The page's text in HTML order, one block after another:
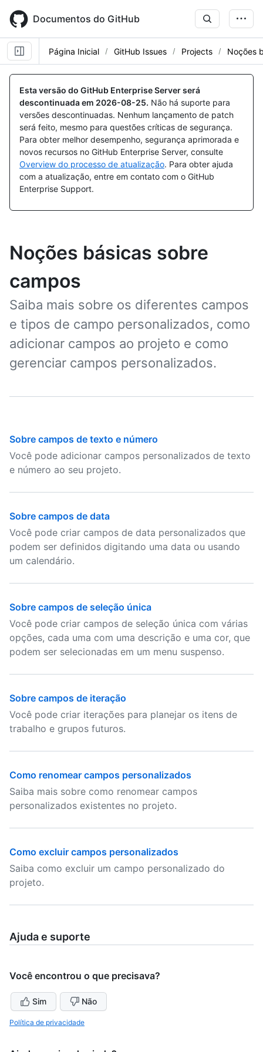
main
content
Documentos do GitHub
Página Inicial GitHub Issues Projects Noções
Esta versão do GitHub Enterprise Server será
descontinuada em 2026-08-25. Não há suporte para
versões descontinuadas. Nenhum lançamento de patch
será feito, mesmo para questões críticas de segurança.
Para obter melhor desempenho, segurança aprimorada e
novos recursos no GitHub Enterprise Server, consulte
Overview do processo de atualização. Para obter ajuda
com a atualização, entre em contato com o GitHub
Enterprise Support.
Noções básicas sobre
campos
Saiba mais sobre os diferentes campos
e tipos de campo personalizados, como
adicionar campos ao projeto e como
gerenciar campos personalizados.
Sobre campos de texto e número
Você pode adicionar campos personalizados de texto
e número ao seu projeto.
Sobre campos de data
Você pode criar campos de data personalizados que
podem ser definidos digitando uma data ou usando
um calendário.
Sobre campos de seleção única
Você pode criar campos de seleção única com várias
opções, cada uma com uma descrição e uma cor, que
podem ser selecionadas em um menu suspenso.
Sobre campos de iteração
Você pode criar iterações para planejar os itens de
trabalho e grupos futuros.
Como renomear campos personalizados
Saiba mais sobre como renomear campos
personalizados existentes no projeto.
Como excluir campos personalizados
Saiba como excluir um campo personalizado do
projeto.
Ajuda e suporte
Você encontrou o que precisava?
Sim Não
Política de privacidade